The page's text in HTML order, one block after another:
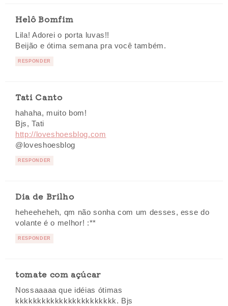
Helô Bomfim
Lila! Adorei o porta luvas!!
Beijão e ótima semana pra você também.
RESPONDER
Tati Canto
hahaha, muito bom!
Bjs, Tati
http://loveshoesblog.com
@loveshoesblog
RESPONDER
Dia de Brilho
heheeheheh, qm não sonha com um desses, esse do
volante é o melhor! :**
RESPONDER
tomate com açúcar
Nossaaaaa que idéias ótimas
kkkkkkkkkkkkkkkkkkkkkkk. Bjs